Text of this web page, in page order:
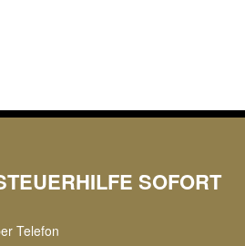
SOFORT
Telefon